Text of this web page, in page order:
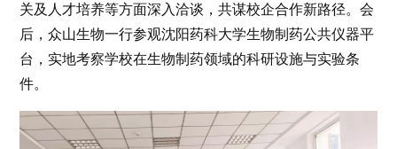
关及人才培养等方面深入洽谈，共谋校企合作新路径。会
后，众山生物一行参观沈阳药科大学生物制药公共仪器平
台，实地考察学校在生物制药领域的科研设施与实验条
件。